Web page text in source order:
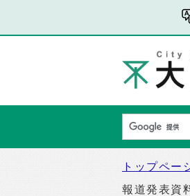
トップペー
報道発表資